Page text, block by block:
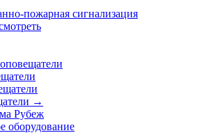
пожарная сигнализация
→
Рубеж
оборудование